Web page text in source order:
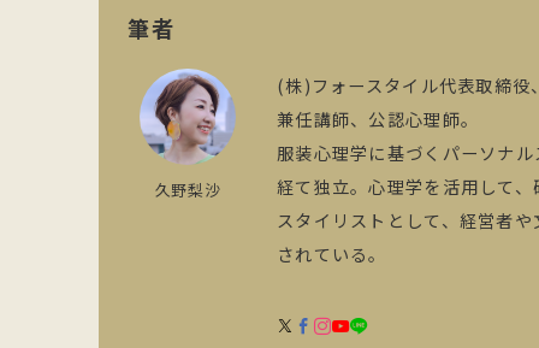
筆者
久野梨沙
(株)フォースタイル代表取締
兼任講師、公認心理師。
服装心理学に基づくパーソナ
経て独立。心理学を活用して
スタイリストとして、経営者
されている。